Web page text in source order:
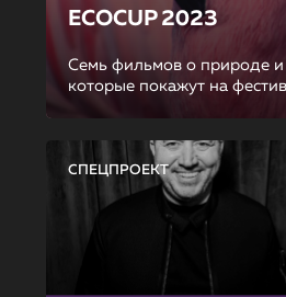
ECOCUP 2023
Семь фильмов о природе и
которые покажут на
СПЕЦПРОЕКТ